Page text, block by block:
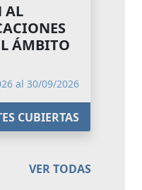
AL
ÁMBITO
al 30/09/2026
CUBIERTAS
VER TODAS